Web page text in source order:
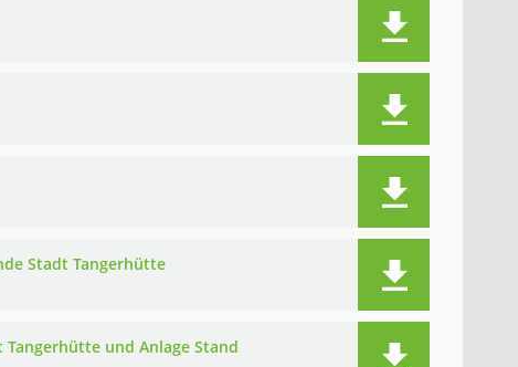
Stadt Tangerhütte
und Anlage Stand